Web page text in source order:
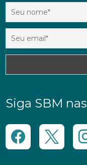
Siga SBM nas